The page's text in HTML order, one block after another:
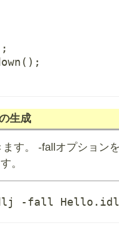
生成
す。 -fallオプション
。
-fall Hello.idl